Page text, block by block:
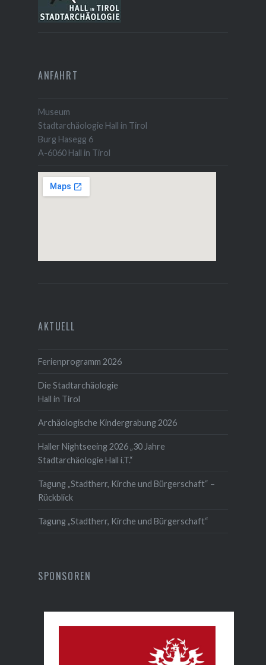
ANFAHRT
Museum
Stadtarchäologie Hall in Tirol
Burg Hasegg 6
A-6060 Hall in Tirol
AKTUELL
Ferienprogramm 2026
Die Stadtarchäologie
Hall in Tirol
Archäologische Kindergrabung 2026
Haller Nightseeing 2026 „30 Jahre
Stadtarchäologie Hall i.T.“
Tagung „Stadtherr, Kirche und Bürgerschaft“ –
Rückblick
Tagung „Stadtherr, Kirche und Bürgerschaft“
SPONSOREN